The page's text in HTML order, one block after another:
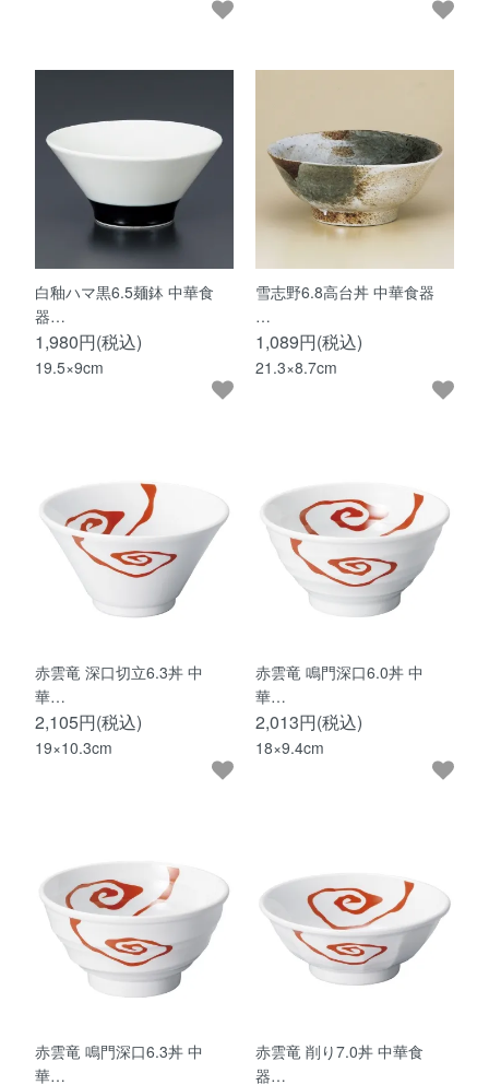
白釉ハマ黒6.5麺鉢 中華食
器…
1,980円(税込)
19.5×9cm
雪志野6.8高台丼 中華食器
…
1,089円(税込)
21.3×8.7cm
赤雲竜 深口切立6.3丼 中
華…
2,105円(税込)
19×10.3cm
赤雲竜 鳴門深口6.0丼 中
華…
2,013円(税込)
18×9.4cm
赤雲竜 鳴門深口6.3丼 中
華…
赤雲竜 削り7.0丼 中華食
器…